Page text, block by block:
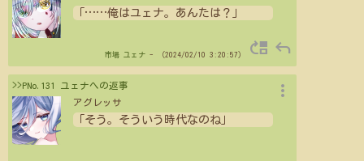
……俺はユェナ。あんたは？」
市場 ユェナ - （2024/02/10 3:20:57） move_up reply
>>PNo.131 ユェナへの返事
アグレッサ
「そう。そういう時代なのね」
more_vert